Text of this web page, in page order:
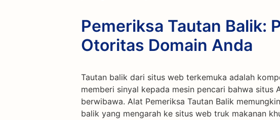
Pemeriksa Tautan Balik:
Otoritas Domain Anda
Tautan balik dari situs web terkemuka adalah
memberi sinyal kepada mesin pencari bahwa situs
berwibawa. Alat Pemeriksa Tautan Balik
balik yang mengarah ke situs web truk makanan